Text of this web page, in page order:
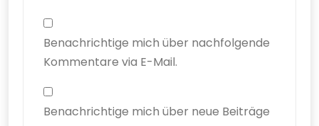
Benachrichtige mich über nachfolgende
Kommentare via E-Mail.
Benachrichtige mich über neue Beiträge